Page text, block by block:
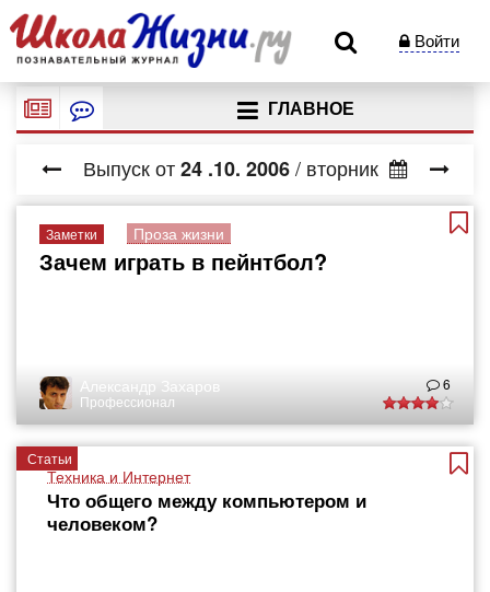
Войти
ГЛАВНОЕ
Выпуск от24 .10. 2006 / вторник
Заметки Проза жизни
Зачем играть в пейнтбол?
Александр Захаров
Профессионал
6
Статьи
Техника и Интернет
Что общего между компьютером и
человеком?